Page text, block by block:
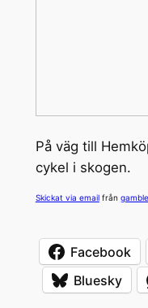
På väg till
cykel i skogen.
Skickat via emailfrån
Facebook
Bluesky